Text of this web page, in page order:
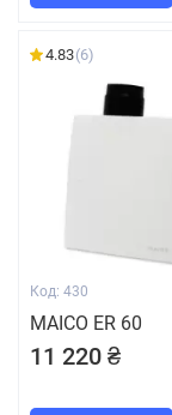
4.83(6)
Код: 430
MAICO ER 60
11 220 ₴